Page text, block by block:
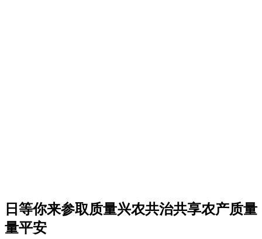
日等你来参取质量兴农共治共享农产质量
量平安